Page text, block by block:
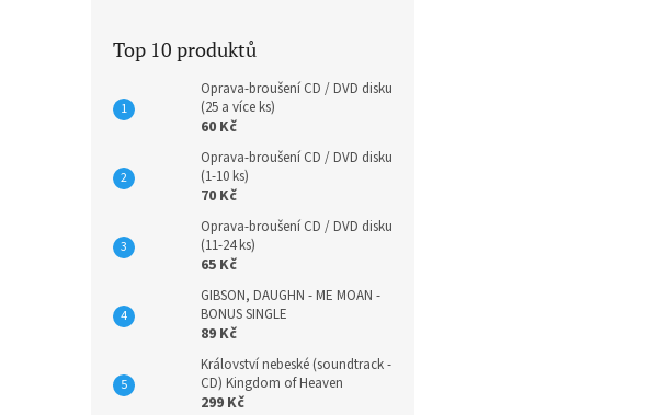
Top 10 produktů
Oprava-broušení CD / DVD disku
(25 a více ks)
60 Kč
Oprava-broušení CD / DVD disku
(1-10 ks)
70 Kč
Oprava-broušení CD / DVD disku
(11-24 ks)
65 Kč
GIBSON, DAUGHN - ME MOAN -
BONUS SINGLE
89 Kč
Království nebeské (soundtrack -
CD) Kingdom of Heaven
299 Kč